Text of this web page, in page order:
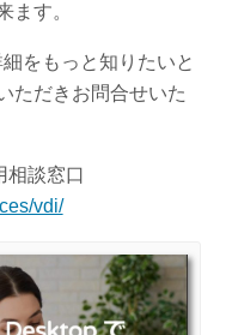
ます。
をもっと知りたいと
ただきお問合せいた
相談窓口
vdi/